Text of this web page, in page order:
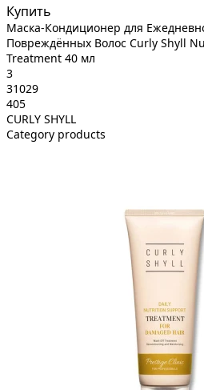
Купить
Маска-Кондиционер для
Повреждённых Волос Curly Shyll
Treatment 40 мл
3
31029
405
CURLY SHYLL
Category products